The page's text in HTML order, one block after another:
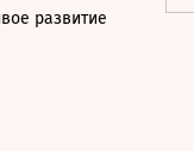
развитие